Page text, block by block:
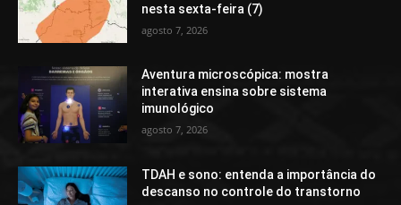
nesta sexta-feira (7)
agosto 7, 2026
Aventura microscópica: mostra
interativa ensina sobre sistema
imunológico
agosto 7, 2026
TDAH e sono: entenda a importância do
descanso no controle do transtorno